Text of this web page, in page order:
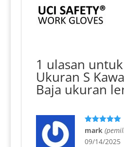
1 ulasan untuk
Ukuran S
Baja ukuran
Dinilai5
dari 5
mark
09/14/2025